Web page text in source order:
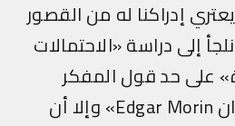
إدراكنا له من القصور
دراسة «الاحتمالات
حد قول المفكر
الفرنسي «إدغار موران Edgar Morin» وإلا أن